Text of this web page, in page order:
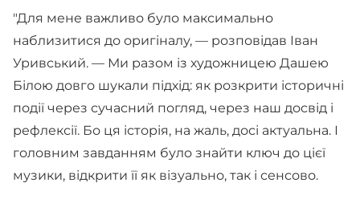
"Для мене важливо було максимально
наблизитися до оригіналу, — розповідав Іван
Уривський. — Ми разом із художницею Дашею
Білою довго шукали підхід: як розкрити історичні
події через сучасний погляд, через наш досвід і
рефлексії. Бо ця історія, на жаль, досі актуальна. І
головним завданням було знайти ключ до цієї
музики, відкрити її як візуально, так і сенсово.